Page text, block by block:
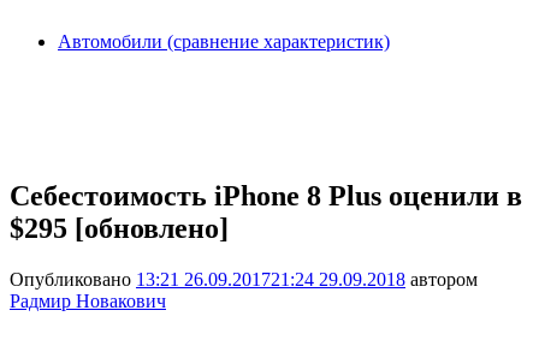
Автомобили (сравнение характеристик)
Себестоимость iPhone 8 Plus оценили в
$295 [обновлено]
Опубликовано 13:21 26.09.201721:24 29.09.2018 автором
Радмир Новакович